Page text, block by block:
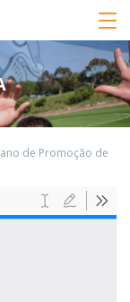
de Promoção de